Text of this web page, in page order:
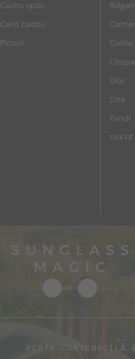
Cadru optic
Card cadou
Picturi
Bvlgari
Cartier
Celine
Dior
Dita
Fendi
PLATA